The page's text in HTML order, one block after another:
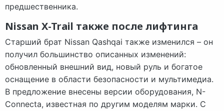
предшественника.
Nissan X-Trail также после лифтинга
Старший брат Nissan Qashqai также изменился – он
получил большинство описанных изменений:
обновленный внешний вид, новый руль и богатое
оснащение в области безопасности и мультимедиа.
В предложение внесены версии оборудования, N-
Connecta, известная по другим моделям марки. С